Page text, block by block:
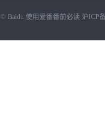
© Baidu 使用爱番番前必读 沪ICP